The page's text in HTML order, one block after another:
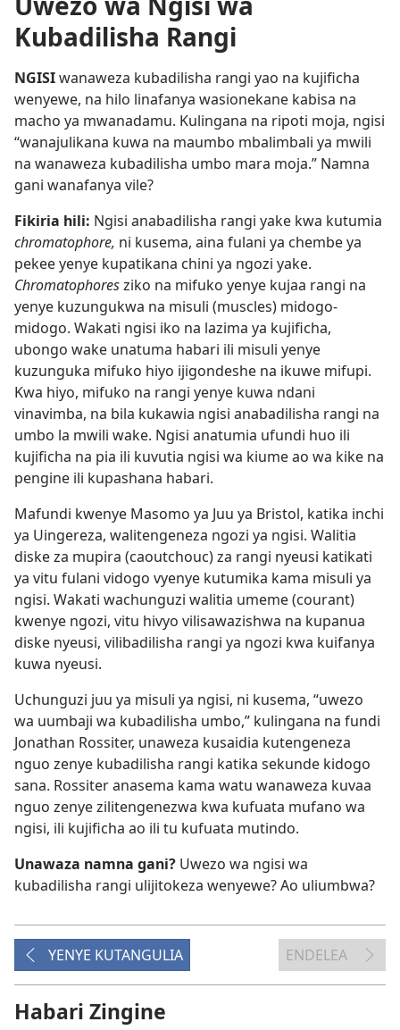
Kubadilisha Rangi
NGISIwanaweza kubadilisha rangi yao na kujificha
wenyewe, na hilo linafanya wasionekane kabisa na
macho ya mwanadamu. Kulingana na ripoti moja, ngisi
“wanajulikana kuwa na maumbo mbalimbali ya mwili
na wanaweza kubadilisha umbo mara moja.” Namna
gani wanafanya vile?
Fikiria hili: Ngisi anabadilisha rangi yake kwa kutumia
chromatophore, ni kusema, aina fulani ya chembe ya
pekee yenye kupatikana chini ya ngozi yake.
Chromatophoresziko na mifuko yenye kujaa rangi na
yenye kuzungukwa na misuli (muscles) midogo-
midogo. Wakati ngisi iko na lazima ya kujificha,
ubongo wake unatuma habari ili misuli yenye
kuzunguka mifuko hiyo ijigondeshe na ikuwe mifupi.
Kwa hiyo, mifuko na rangi yenye kuwa ndani
vinavimba, na bila kukawia ngisi anabadilisha rangi na
umbo la mwili wake. Ngisi anatumia ufundi huo ili
kujificha na pia ili kuvutia ngisi wa kiume ao wa kike na
pengine ili kupashana habari.
Mafundi kwenye Masomo ya Juu ya Bristol, katika inchi
ya Uingereza, walitengeneza ngozi ya ngisi. Walitia
diske za mupira (caoutchouc) za rangi nyeusi katikati
ya vitu fulani vidogo vyenye kutumika kama misuli ya
ngisi. Wakati wachunguzi walitia umeme (courant)
kwenye ngozi, vitu hivyo vilisawazishwa na kupanua
diske nyeusi, vilibadilisha rangi ya ngozi kwa kuifanya
kuwa nyeusi.
Uchunguzi juu ya misuli ya ngisi, ni kusema, “uwezo
wa uumbaji wa kubadilisha umbo,” kulingana na fundi
Jonathan Rossiter, unaweza kusaidia kutengeneza
nguo zenye kubadilisha rangi katika sekunde kidogo
sana. Rossiter anasema kama watu wanaweza kuvaa
nguo zenye zilitengenezwa kwa kufuata mufano wa
ngisi, ili kujificha ao ili tu kufuata mutindo.
Unawaza namna gani? Uwezo wa ngisi wa
kubadilisha rangi ulijitokeza wenyewe? Ao uliumbwa?
YENYE KUTANGULIA ENDELEA
Habari Zingine